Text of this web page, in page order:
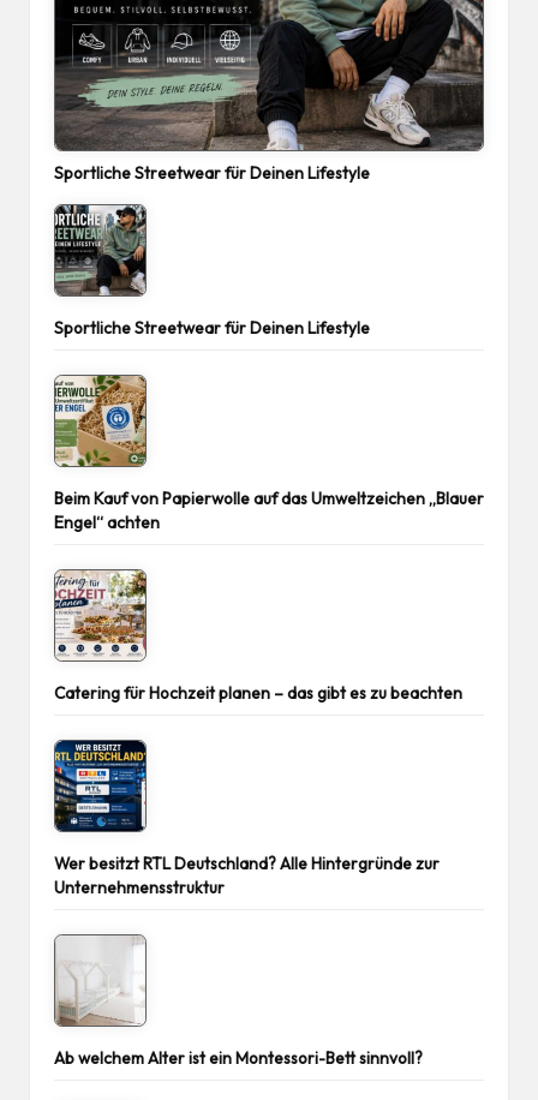
Sportliche Streetwear für Deinen Lifestyle
Sportliche Streetwear für Deinen Lifestyle
Beim Kauf von Papierwolle auf das Umweltzeichen „Blauer
Engel“ achten
Catering für Hochzeit planen – das gibt es zu beachten
Wer besitzt RTL Deutschland? Alle Hintergründe zur
Unternehmensstruktur
Ab welchem Alter ist ein Montessori-Bett sinnvoll?